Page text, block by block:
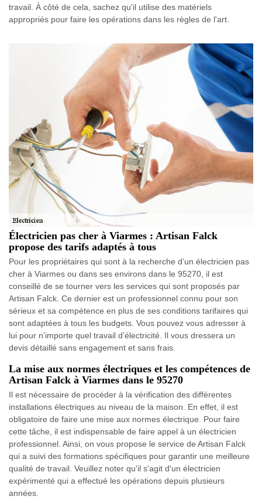
travail. À côté de cela, sachez qu'il utilise des matériels
appropriés pour faire les opérations dans les règles de l'art.
Électricien pas cher à Viarmes : Artisan Falck
propose des tarifs adaptés à tous
Pour les propriétaires qui sont à la recherche d’un électricien pas
cher à Viarmes ou dans ses environs dans le 95270, il est
conseillé de se tourner vers les services qui sont proposés par
Artisan Falck. Ce dernier est un professionnel connu pour son
sérieux et sa compétence en plus de ses conditions tarifaires qui
sont adaptées à tous les budgets. Vous pouvez vous adresser à
lui pour n’importe quel travail d’électricité. Il vous dressera un
devis détaillé sans engagement et sans frais.
La mise aux normes électriques et les compétences de
Artisan Falck à Viarmes dans le 95270
Il est nécessaire de procéder à la vérification des différentes
installations électriques au niveau de la maison. En effet, il est
obligatoire de faire une mise aux normes électrique. Pour faire
cette tâche, il est indispensable de faire appel à un électricien
professionnel. Ainsi, on vous propose le service de Artisan Falck
qui a suivi des formations spécifiques pour garantir une meilleure
qualité de travail. Veuillez noter qu'il s'agit d'un électricien
expérimenté qui a effectué les opérations depuis plusieurs
années.